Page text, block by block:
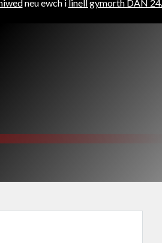
neu ewch i linell gymorth DAN